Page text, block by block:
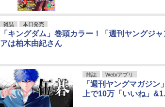
雑誌 本日発売
「キングダム」巻頭カラー！「週刊ヤングジ
アは柏木由紀さん
雑誌 Web/アプリ
「週刊ヤングマガジ
上で10万「いいね」